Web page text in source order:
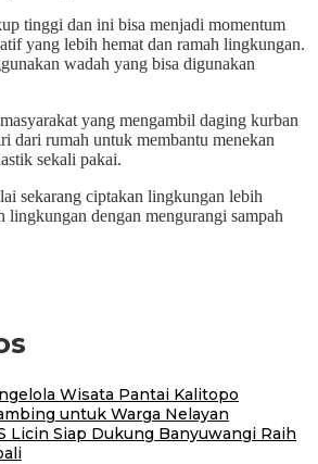
tinggi dan ini bisa menjadi momentum
yang lebih hemat dan ramah lingkungan.
wadah yang bisa digunakan
yang mengambil daging kurban
dari rumah untuk membantu menekan
sekali pakai.
sekarang ciptakan lingkungan lebih
lingkungan dengan mengurangi sampah
Wisata Pantai Kalitopo
untuk Warga Nelayan
Licin Siap Dukung Banyuwangi Raih